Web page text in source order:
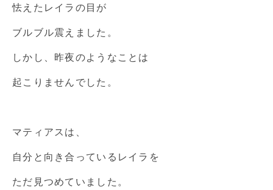
怯えたレイラの目が
ブルブル震えました。
しかし、昨夜のようなことは
起こりませんでした。
マティアスは、
自分と向き合っているレイラを
ただ見つめていました。